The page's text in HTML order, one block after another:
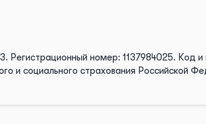
Регистрационный номер: 1137984025. Код и
и социального страхования Российской